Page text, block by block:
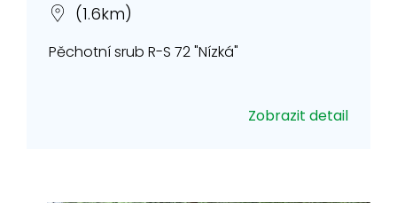
(1.6km)
Pěchotní srub R-S 72 "Nízká"
Zobrazit detail